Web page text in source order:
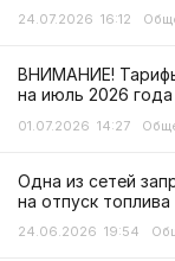
24.07.2026 16:12
ВНИМАНИЕ!
на июль 2026 года
01.07.2026 14:27
Одна из сетей
на отпуск топлива
24.06.2026 19:54